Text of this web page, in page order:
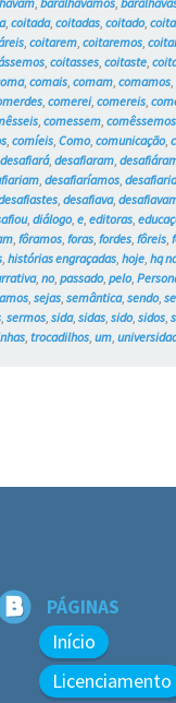
,coitada,coitadas,coitado,
,coitarem,coitaremos,
,coitasses,coitaste,
,comais,comam,comamos,
,comerei,comereis,
,comessem,comêssemos
,comíeis,Como,comunicação,
desafiará,desafiaram,
,desafiaríamos,
,desafiava,
,diálogo,e,editoras,
,fôramos,foras,fordes,fôreis,
,histórias engraçadas,hoje,hq
,no,passado,pelo,
,sejas,semântica,sendo,
,sermos,sida,sidas,sido,sidos,
,trocadilhos,um,
PÁGINAS
Início
Licenciamento